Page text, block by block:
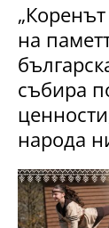
на
събира
народа